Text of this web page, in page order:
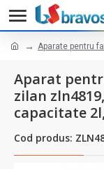
Aparate pentru
Aparat
zilan
capacitate
Cod produs: